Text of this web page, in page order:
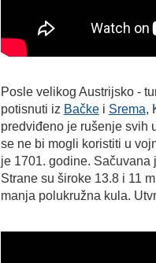
Posle velikog Austrijsko -
potisnuti iz Bačkei Srema,
predviđeno je rušenje svih
se ne bi mogli koristiti u
je 1701. godine. Sačuvana
Strane su široke 13.8 i 11
manja polukružna kula.